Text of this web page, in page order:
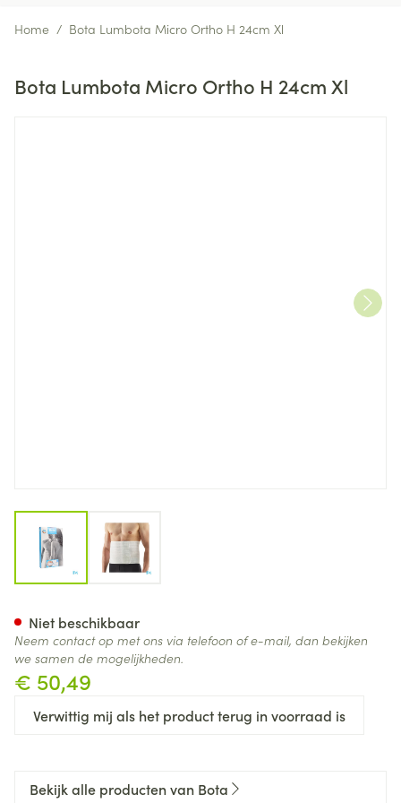
Home / Bota Lumbota Micro Ortho H 24cm Xl
Bota Lumbota Micro Ortho H 24cm Xl
View larger imageView larger image
€ 50,49
Verwittig mij als het product terug in voorraad is
Niet beschikbaar
Neem contact op met ons via telefoon of e-mail, dan bekijken
we samen de mogelijkheden.
Bekijk alle producten van Bota